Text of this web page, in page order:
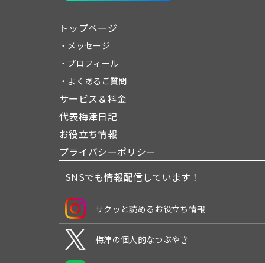
トップページ
・メッセージ
・プロフィール
・よくあるご質問
サービス＆料金
代表梅津日記
お役立ち情報
プライバシーポリシー
SNSでも情報配信しています！
サクッと読めるお役立ち情報
梅津の個人的なつぶやき